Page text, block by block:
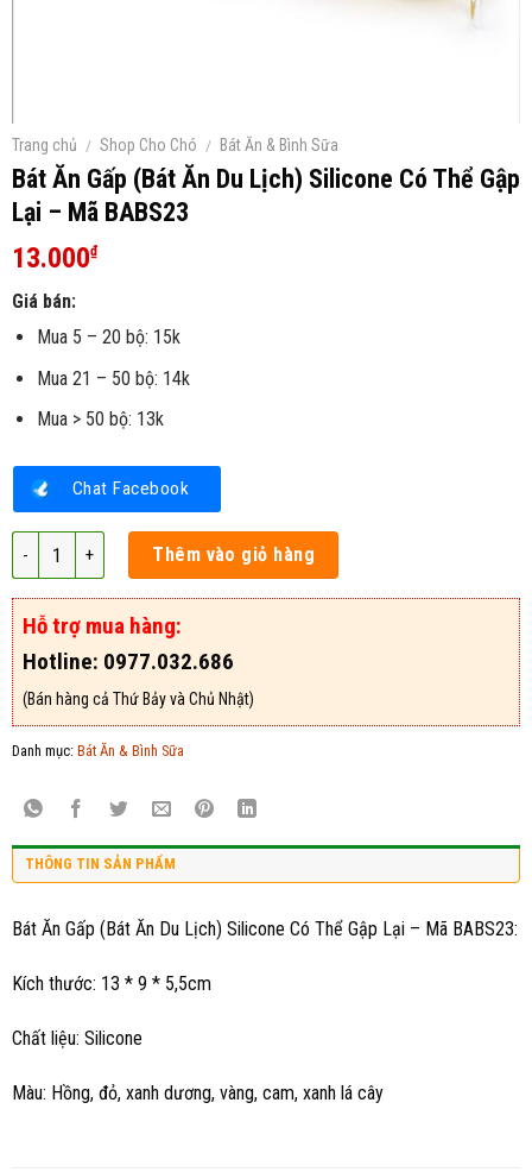
Trang chủ / Shop Cho Chó / Bát Ăn & Bình Sữa
Bát Ăn Gấp (Bát Ăn Du Lịch) Silicone Có Thể Gập
Lại – Mã BABS23
13.000₫
Giá bán:
Mua 5 – 20 bộ: 15k
Mua 21 – 50 bộ: 14k
Mua > 50 bộ: 13k
Chat Facebook
Bát Ăn Gấp (Bát Ăn Du Lịch) Silicone Có Thể Gập Lại - Mã BABS23 số
Thêm vào giỏ hàng
Hỗ trợ mua hàng:
Hotline: 0977.032.686
(Bán hàng cả Thứ Bảy và Chủ Nhật)
Danh mục: Bát Ăn & Bình Sữa
THÔNG TIN SẢN PHẨM
Bát Ăn Gấp (Bát Ăn Du Lịch) Silicone Có Thể Gập Lại – Mã BABS23:
Kích thước: 13 * 9 * 5,5cm
Chất liệu: Silicone
Màu: Hồng, đỏ, xanh dương, vàng, cam, xanh lá cây